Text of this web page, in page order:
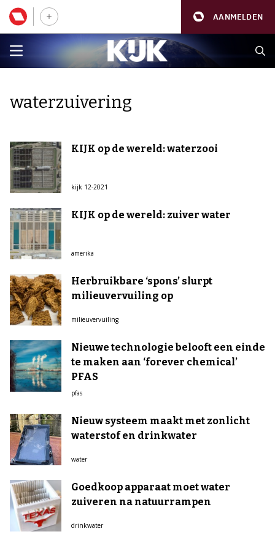
AANMELDEN
waterzuivering
KIJK op de wereld: waterzooi
kijk 12-2021
KIJK op de wereld: zuiver water
amerika
Herbruikbare ‘spons’ slurpt
milieuvervuiling op
milieuvervuiling
Nieuwe technologie belooft een einde
te maken aan ‘forever chemical’
PFAS
pfas
Nieuw systeem maakt met zonlicht
waterstof en drinkwater
water
Goedkoop apparaat moet water
zuiveren na natuurrampen
drinkwater